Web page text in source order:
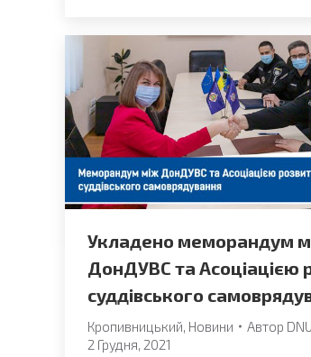
Укладено меморандум
ДонДУВС та Асоціацією
суддівського
Кропивницький, Новини Автор
2 Грудня, 2021